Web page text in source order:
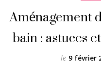
Aménagement
bain : astuces
le 9 février